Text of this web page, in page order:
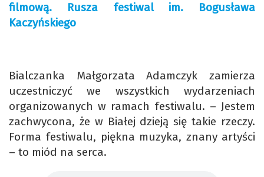
filmową. Rusza festiwal im. Bogusława
Kaczyńskiego
Bialczanka Małgorzata Adamczyk zamierza
uczestniczyć we wszystkich wydarzeniach
organizowanych w ramach festiwalu. – Jestem
zachwycona, że w Białej dzieją się takie rzeczy.
Forma festiwalu, piękna muzyka, znany artyści
– to miód na serca.